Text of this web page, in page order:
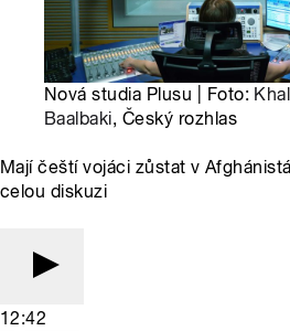
Nová studia Plusu | Foto:
Baalbaki, Český rozhlas
Mají čeští vojáci zůstat v
celou diskuzi
12:42